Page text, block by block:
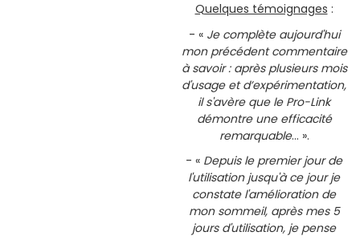
Quelques témoignages :
- « Je complète aujourd'hui
mon précédent commentaire
à savoir : après plusieurs mois
d'usage et d’expérimentation,
il s'avère que le Pro-Link
démontre une efficacité
remarquable… ».
- « Depuis le premier jour de
l'utilisation jusqu'à ce jour je
constate l'amélioration de
mon sommeil, après mes 5
jours d'utilisation, je pense